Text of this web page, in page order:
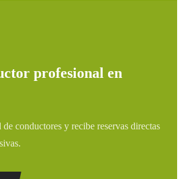
profesional en
de conductores y recibe reservas directas